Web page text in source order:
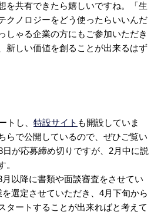
を共有できたら嬉しいですね。「生
クノロジーをどう使ったらいいんだ
しゃる企業の方にもご参加いただき
新しい価値を創ることが出来るはず
トし、 特設サイト も開設していま
らで公開しているので、ぜひご覧い
が応募締め切りですが、2月中に説
。
以降に書類や面談審査をさせてい
選定させていただき、4月下旬から
タートすることが出来ればと考えて